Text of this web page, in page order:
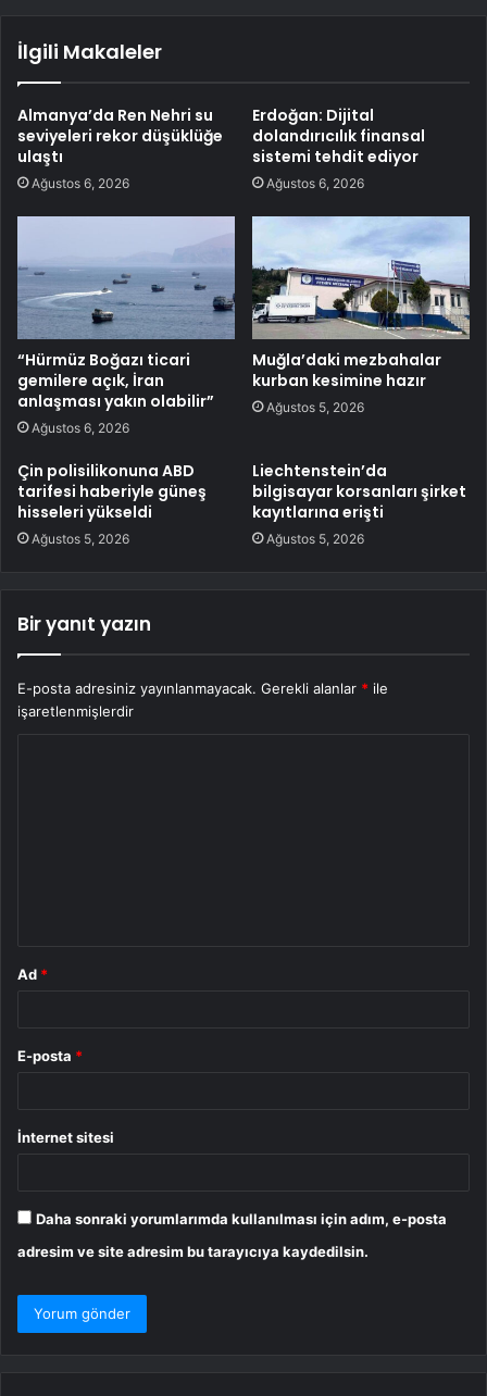
İlgili Makaleler
Almanya’da Ren Nehri su
seviyeleri rekor düşüklüğe
ulaştı
Ağustos 6, 2026
Erdoğan: Dijital
dolandırıcılık finansal
sistemi tehdit ediyor
Ağustos 6, 2026
“Hürmüz Boğazı ticari
gemilere açık, İran
anlaşması yakın olabilir”
Ağustos 6, 2026
Muğla’daki mezbahalar
kurban kesimine hazır
Ağustos 5, 2026
Çin polisilikonuna ABD
tarifesi haberiyle güneş
hisseleri yükseldi
Ağustos 5, 2026
Liechtenstein’da
bilgisayar korsanları şirket
kayıtlarına erişti
Ağustos 5, 2026
Bir yanıt yazın
E-posta adresiniz yayınlanmayacak. Gerekli alanlar * ile
işaretlenmişlerdir
Ad *
E-posta *
İnternet sitesi
Daha sonraki yorumlarımda kullanılması için adım, e-posta
adresim ve site adresim bu tarayıcıya kaydedilsin.